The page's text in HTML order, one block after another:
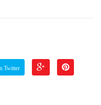
Twitter